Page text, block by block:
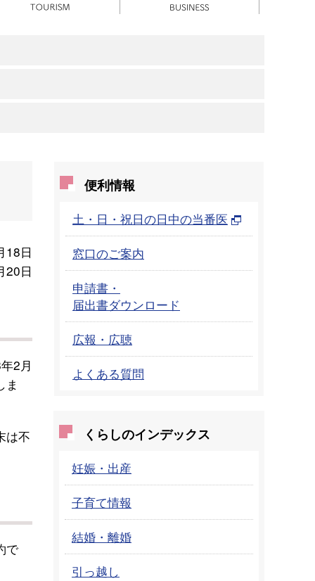
18日
20日
2月
ま
は不
で
便利情報
土・日・祝日の日中の当番医
窓口のご案内
申請書・
届出書ダウンロード
広報・広聴
よくある質問
くらしのインデックス
妊娠・出産
子育て情報
結婚・離婚
引っ越し